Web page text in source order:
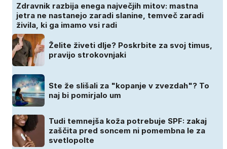
Zdravnik razbija enega največjih mitov: mastna
jetra ne nastanejo zaradi slanine, temveč zaradi
živila, ki ga imamo vsi radi
Želite živeti dlje? Poskrbite za svoj timus,
pravijo strokovnjaki
Ste že slišali za "kopanje v zvezdah"? To
naj bi pomirjalo um
Tudi temnejša koža potrebuje SPF: zakaj
zaščita pred soncem ni pomembna le za
svetlopolte